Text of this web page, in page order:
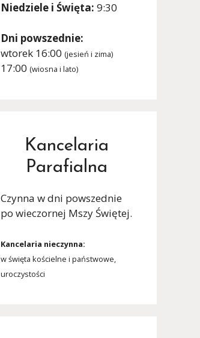
Niedziele i Święta: 9:30
Dni powszednie:
wtorek 16:00 (jesień i zima)
17:00 (wiosna i lato)
Kancelaria
Parafialna
Czynna w dni powszednie
po wieczornej Mszy Świętej.
Kancelaria nieczynna:
w święta kościelne i państwowe,
uroczystości